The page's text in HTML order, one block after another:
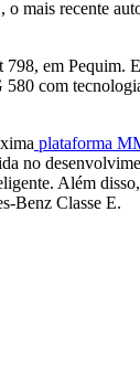
mais recente
em Pequim.
com
plataforma
no
Além
Classe E.